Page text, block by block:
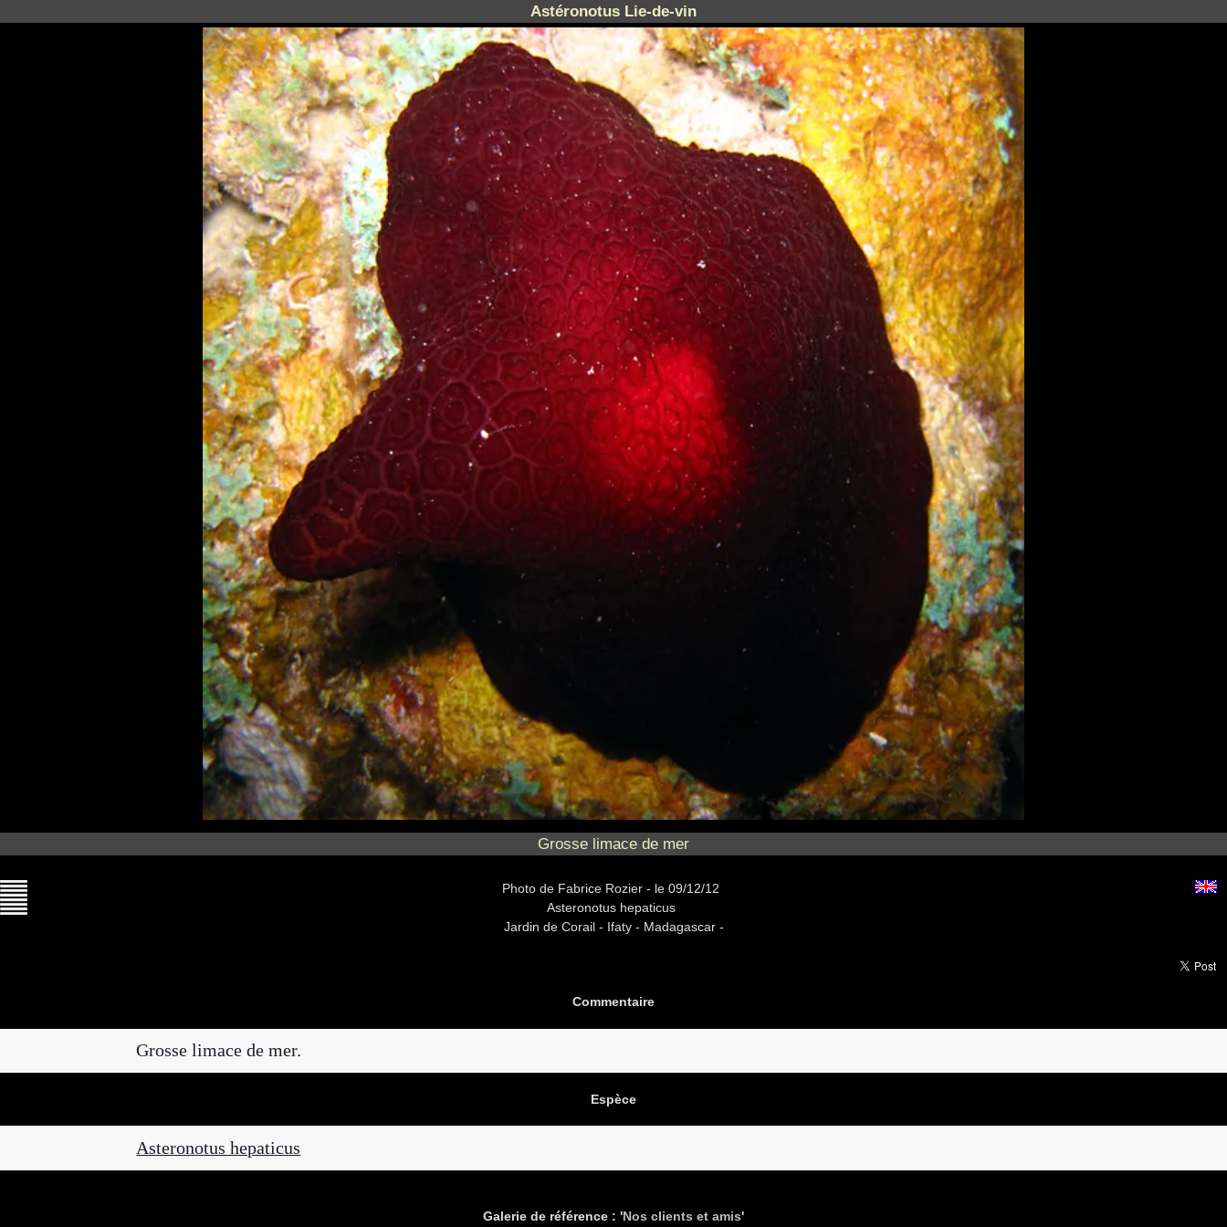
Astéronotus Lie-de-vin
Grosse limace de mer
Photo de Fabrice Rozier - le 09/12/12
Asteronotus hepaticus
Jardin de Corail - Ifaty - Madagascar -
Commentaire
Grosse limace de mer.
Espèce
Asteronotus hepaticus
Galerie de référence : 'Nos clients et amis'